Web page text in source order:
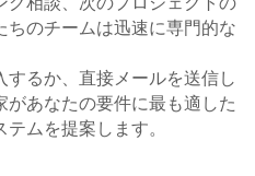
ちのチームは迅速に専門的な
るか、直接メールを送信し
あなたの要件に最も適した
ムを提案します。